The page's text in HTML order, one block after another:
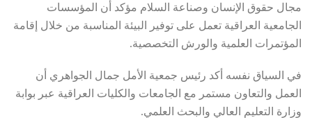
مجال حقوق الإنسان وصناعة السلام مؤكد أن المؤسسات
الجامعية العراقية تعمل على توفير البيئة المناسبة من خلال إقامة
المؤتمرات العلمية والورش التخصصية.
في السياق نفسه أكد رئيس جمعية الأمل جمال الجواهري أن
العمل والتعاون مستمر مع الجامعات والكليات العراقية عبر بوابة
وزارة التعليم العالي والبحث العلمي.